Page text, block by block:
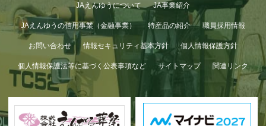
JAえんゆうについて JA事業紹介
JAえんゆうの信用事業（金融事業） 特産品の紹介 職員採用情報
お問い合わせ 情報セキュリティ基本方針 個人情報保護方針
個人情報保護法等に基づく公表事項など サイトマップ 関連リンク